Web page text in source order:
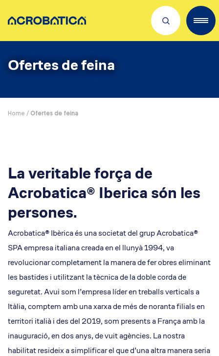
Descobreix sobre nosaltres
Ofertes de feina
Home / Ofertes de feina
La veritable força de
Acrobatica® Iberica són les
persones.
Acrobatica® Ibèrica és una societat del grup Acrobatica®
SPA empresa italiana creada en el llunyà 1994, va
revolucionar completament la manera de fer obres eliminant
les bastides i utilitzant la tècnica de la doble corda de
seguretat. Avui som l’empresa líder en treballs verticals a
Itàlia, comptem amb una xarxa de més de noranta filials en
territori italià i des del 2019, som presents a França amb la
inauguració, en dos anys, de vuit agències. La nostra
habilitat resideix a simplificar el que d’una altra manera seria